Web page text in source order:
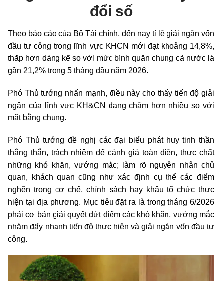
đổi số
Theo báo cáo của Bộ Tài chính, đến nay tỉ lệ giải ngân vốn
đầu tư công trong lĩnh vực KHCN mới đạt khoảng 14,8%,
thấp hơn đáng kể so với mức bình quân chung cả nước là
gần 21,2% trong 5 tháng đầu năm 2026.
Phó Thủ tướng nhấn mạnh, điều này cho thấy tiến độ giải
ngân của lĩnh vực KH&CN đang chậm hơn nhiều so với
mặt bằng chung.
Phó Thủ tướng đề nghị các đại biểu phát huy tinh thần
thẳng thắn, trách nhiệm để đánh giá toàn diện, thực chất
những khó khăn, vướng mắc; làm rõ nguyên nhân chủ
quan, khách quan cũng như xác định cụ thể các điểm
nghẽn trong cơ chế, chính sách hay khâu tổ chức thực
hiện tại địa phương. Mục tiêu đặt ra là trong tháng 6/2026
phải cơ bản giải quyết dứt điểm các khó khăn, vướng mắc
nhằm đẩy nhanh tiến độ thực hiện và giải ngân vốn đầu tư
công.